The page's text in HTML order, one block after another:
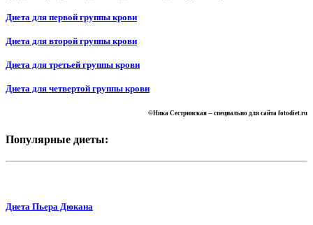
Диета для первой группы крови
Диета для второй группы крови
Диета для третьей группы крови
Диета для четвертой группы крови
©Ника Сестринская -- специально для сайта fotodiet.ru
Популярные диеты:
Диета Пьера Дюкана